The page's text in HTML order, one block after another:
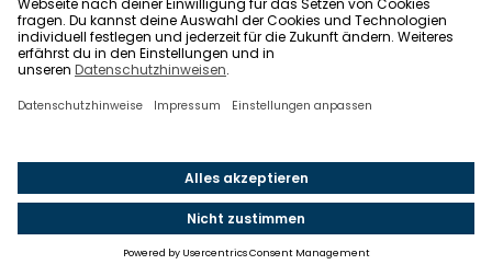
Das wird dich auch
interessieren